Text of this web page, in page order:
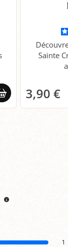
Sainte
3,90 €
1